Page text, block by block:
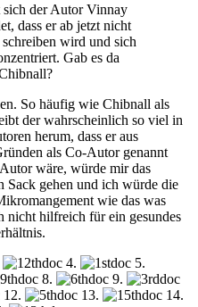
sich der Autor Vinnay
dass er ab jetzt nicht
wird und sich
Gab es da
So häufig wie Chibnall als
der wahrscheinlich so viel in
herum, dass er aus
als Co-Autor genannt
wäre, würde mir das
Sack gehen und ich würde die
wie das was
hilfreich für ein gesundes
4.
5.
8.
9.
12. 13.
14.